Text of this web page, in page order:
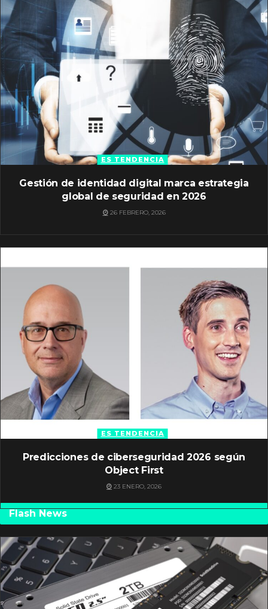
ES TENDENCIA
Gestión de identidad digital marca estrategia
global de seguridad en 2026
26 FEBRERO, 2026
ES TENDENCIA
Predicciones de ciberseguridad 2026 según
Object First
23 ENERO, 2026
Flash News